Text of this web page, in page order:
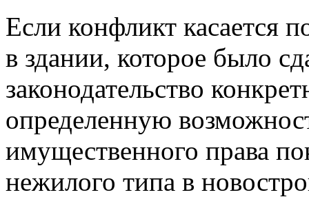
Если конфликт касается
в здании, которое было
законодательство
определенную
имущественного права
нежилого типа в